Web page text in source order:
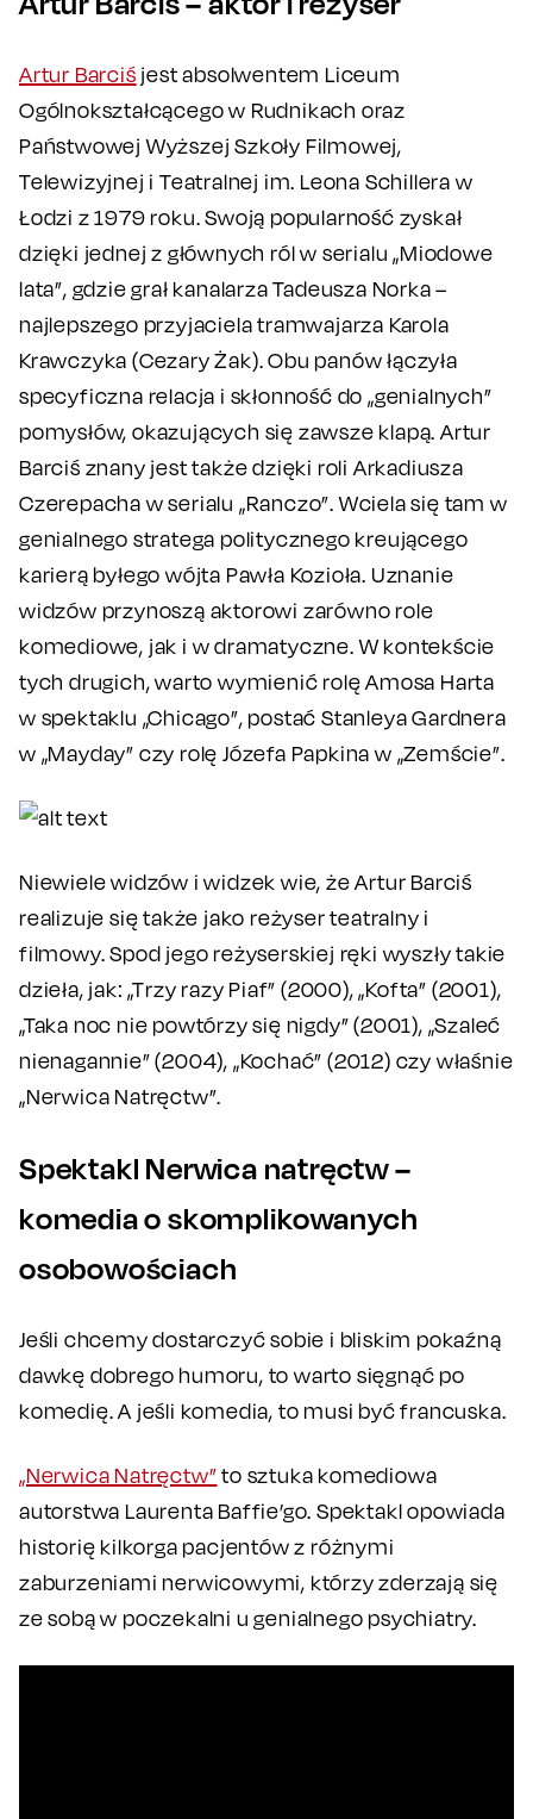
Artur Barciś jest absolwentem Liceum
Ogólnokształcącego w Rudnikach oraz
Państwowej Wyższej Szkoły Filmowej,
Telewizyjnej i Teatralnej im. Leona Schillera w
Łodzi z 1979 roku. Swoją popularność zyskał
dzięki jednej z głównych ról w serialu „Miodowe
lata”, gdzie grał kanalarza Tadeusza Norka –
najlepszego przyjaciela tramwajarza Karola
Krawczyka (Cezary Żak). Obu panów łączyła
specyficzna relacja i skłonność do „genialnych”
pomysłów, okazujących się zawsze klapą. Artur
Barciś znany jest także dzięki roli Arkadiusza
Czerepacha w serialu „Ranczo”. Wciela się tam w
genialnego stratega politycznego kreującego
karierą byłego wójta Pawła Kozioła. Uznanie
widzów przynoszą aktorowi zarówno role
komediowe, jak i w dramatyczne. W kontekście
tych drugich, warto wymienić rolę Amosa Harta
w spektaklu „Chicago”, postać Stanleya Gardnera
w „Mayday” czy rolę Józefa Papkina w „Zemście”.
Niewiele widzów i widzek wie, że Artur Barciś
realizuje się także jako reżyser teatralny i
filmowy. Spod jego reżyserskiej ręki wyszły takie
dzieła, jak: „Trzy razy Piaf” (2000), „Kofta” (2001),
„Taka noc nie powtórzy się nigdy” (2001), „Szaleć
nienagannie” (2004), „Kochać” (2012) czy właśnie
„Nerwica Natręctw”.
Spektakl Nerwica natręctw –
komedia o skomplikowanych
osobowościach
Jeśli chcemy dostarczyć sobie i bliskim pokaźną
dawkę dobrego humoru, to warto sięgnąć po
komedię. A jeśli komedia, to musi być francuska.
„Nerwica Natręctw”to sztuka komediowa
autorstwa Laurenta Baffie’go. Spektakl opowiada
historię kilkorga pacjentów z różnymi
zaburzeniami nerwicowymi, którzy zderzają się
ze sobą w poczekalni u genialnego psychiatry.